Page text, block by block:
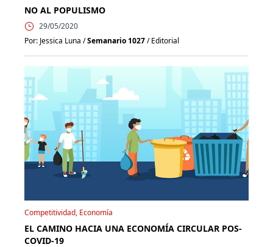
NO AL POPULISMO
29/05/2020
Por: Jessica Luna /Semanario 1027/ Editorial
Competitividad, Economía
EL CAMINO HACIA UNA ECONOMÍA CIRCULAR POS-
COVID-19